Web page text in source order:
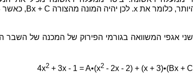
אגפי המשוואה בגורמי הפירוק של המכנה של השבר
4x2+ 3x - 1 = A•(x2- 2x - 2) + (x + 3)•(Bx +